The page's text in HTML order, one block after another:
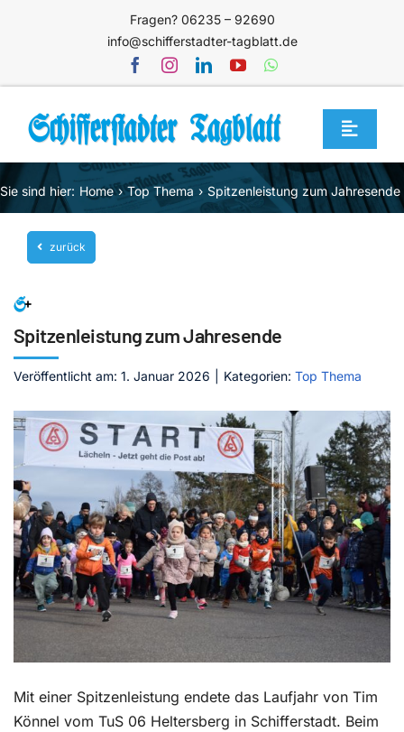
Fragen? 06235 – 92690
info@schifferstadter-tagblatt.de
Toggle
Home
Themen
Blog
Mediathek
Kontakt
Sie sind hier: Home Top Thema Spitzenleistung zum Jahresende
zurück
Spitzenleistung zum Jahresende
Veröffentlicht am: 1. Januar 2026 Kategorien: Top Thema
Mit einer Spitzenleistung endete das Laufjahr von Tim
Könnel vom TuS 06 Heltersberg in Schifferstadt. Beim